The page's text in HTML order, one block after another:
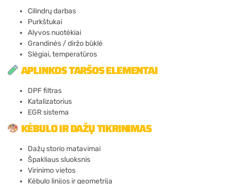
Cilindrų darbas
Purkštukai
Alyvos nuotėkiai
Grandinės / diržo būklė
Slėgiai, temperatūros
APLINKOS TARŠOS ELEMENTAI
DPF filtras
Katalizatorius
EGR sistema
KĖBULO IR DAŽŲ TIKRINIMAS
Dažų storio matavimai
Špakliaus sluoksnis
Virinimo vietos
Kėbulo linijos ir geometrija